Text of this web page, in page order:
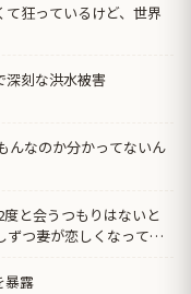
て狂っているけど、世界
深刻な洪水被害
んなのか分かってないん
と会うつもりはないと
ずつ妻が恋しくなってい
暴露